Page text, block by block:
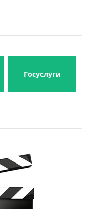
Госуслуги